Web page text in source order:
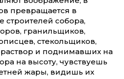
превращается в
строителей собора,
гранильщиков,
стекольщиков,
и поднимавших на
на высоту, чувствуешь
жары, видишь их